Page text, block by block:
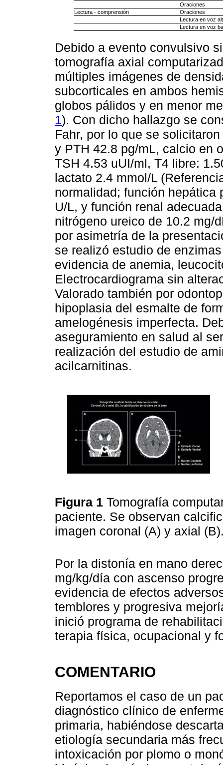
Oraciones
Lectura - comprensión
Oraciones
Lectura en voz
Lectura en voz
Debido a evento convulsivo
tomografía axial
múltiples imágenes de
subcorticales en ambos
globos pálidos y en menor
1). Con dicho hallazgo se
Fahr, por lo que se
y PTH 42.8 pg/mL, calcio en
TSH 4.53 uUI/ml, T4 libre:
lactato 2.4 mmol/L
normalidad; función hepática
U/L, y función renal
nitrógeno ureico de 10.2 mg/
por asimetría de la
se realizó estudio de
evidencia de anemia,
Electrocardiograma sin
Valorado también por
hipoplasia del esmalte de
amelogénesis imperfecta.
aseguramiento en salud al
realización del estudio de
acilcarnitinas.
Figura 1 Tomografía
paciente. Se observan
imagen coronal (A) y axial
Por la distonía en mano
mg/kg/día con ascenso
evidencia de efectos
temblores y progresiva
inició programa de
terapia física, ocupacional y
COMENTARIO
Reportamos el caso de un
diagnóstico clínico de
primaria, habiéndose
etiología secundaria más
intoxicación por plomo o